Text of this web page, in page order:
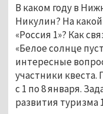
В каком году в
Никулин? На
«Россия 1»? Как
«Белое солнце
интересные
участники
с 1 по 8 января.
развития туризма